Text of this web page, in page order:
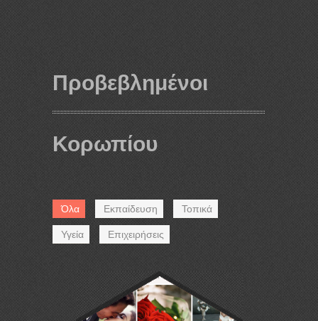
Προβεβλημένοι
Κορωπίου
Όλα Εκπαίδευση Τοπικά
Υγεία Επιχειρήσεις